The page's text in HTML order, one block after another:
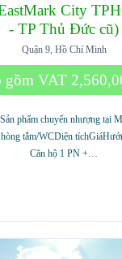
City
- TP Thủ Đức cũ)
Quận 9, Hồ Chí Minh
gồm VAT
phẩm chuyển nhượng tại
tắm/WCDiện
Căn hộ 1 PN +…